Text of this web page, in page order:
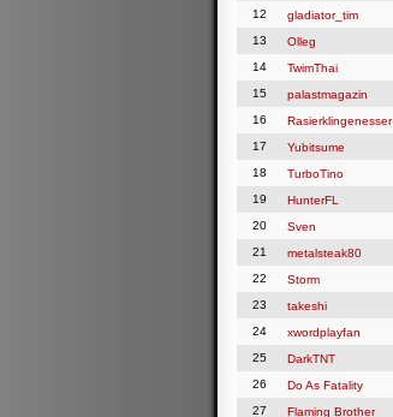
12
gladiator_tim
13
Olleg
14
TwimThai
15
palastmagazin
16
Rasierklingenesser
17
Yubitsume
18
TurboTino
19
HunterFL
20
Sven
21
metalsteak80
22
Storm
23
takeshi
24
xwordplayfan
25
DarkTNT
26
Do As Fatality
27
Flaming Brother